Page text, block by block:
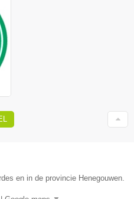
en in de provincie Henegouwen.